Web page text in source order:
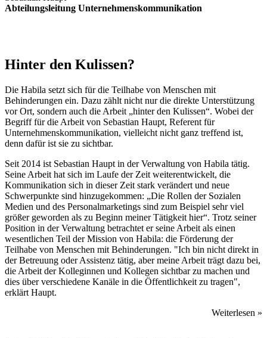
Abteilungsleitung Unternehmenskommunikation
Hinter den Kulissen?
Die Habila setzt sich für die Teilhabe von Menschen mit
Behinderungen ein. Dazu zählt nicht nur die direkte Unterstützung
vor Ort, sondern auch die Arbeit „hinter den Kulissen“. Wobei der
Begriff für die Arbeit von Sebastian Haupt, Referent für
Unternehmenskommunikation, vielleicht nicht ganz treffend ist,
denn dafür ist sie zu sichtbar.
Seit 2014 ist Sebastian Haupt in der Verwaltung von Habila tätig.
Seine Arbeit hat sich im Laufe der Zeit weiterentwickelt, die
Kommunikation sich in dieser Zeit stark verändert und neue
Schwerpunkte sind hinzugekommen: „Die Rollen der Sozialen
Medien und des Personalmarketings sind zum Beispiel sehr viel
größer geworden als zu Beginn meiner Tätigkeit hier“. Trotz seiner
Position in der Verwaltung betrachtet er seine Arbeit als einen
wesentlichen Teil der Mission von Habila: die Förderung der
Teilhabe von Menschen mit Behinderungen. "Ich bin nicht direkt in
der Betreuung oder Assistenz tätig, aber meine Arbeit trägt dazu bei,
die Arbeit der Kolleginnen und Kollegen sichtbar zu machen und
dies über verschiedene Kanäle in die Öffentlichkeit zu tragen",
erklärt Haupt.
Weiterlesen »